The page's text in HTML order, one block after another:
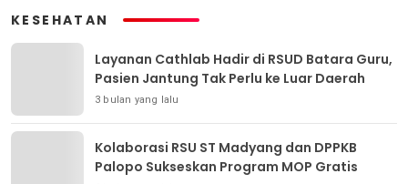
KESEHATAN
Layanan Cathlab Hadir di RSUD Batara Guru,
Pasien Jantung Tak Perlu ke Luar Daerah
3 bulan yang lalu
Kolaborasi RSU ST Madyang dan DPPKB
Palopo Sukseskan Program MOP Gratis